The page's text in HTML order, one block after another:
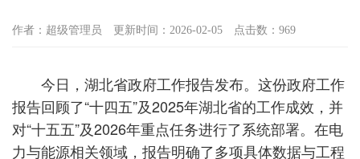
作者：超级管理员 更新时间：2026-02-05 点击数：969
今日，湖北省政府工作报告发布。这份政府工作
报告回顾了“十四五”及2025年湖北省的工作成效，并
对“十五五”及2026年重点任务进行了系统部署。在电
力与能源相关领域，报告明确了多项具体数据与工程